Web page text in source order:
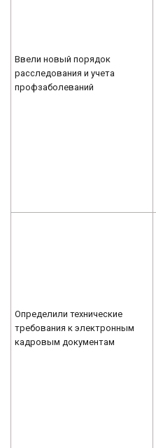
Ввели новый порядок
расследования и учета
профзаболеваний
Определили технические
требования к электронным
кадровым документам